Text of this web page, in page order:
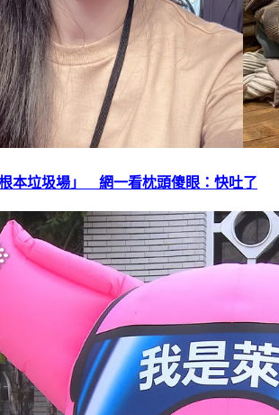
本垃圾場」 網一看枕頭傻眼：快吐了